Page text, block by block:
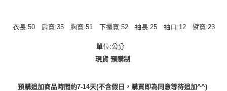
衣長:50 肩寬:35 胸寬:51 下擺寬:52 袖長:25 袖口:12 臂寬:23
單位:公分
現貨 預購制
預購追加商品時間約7-14天(不含假日，購買即為同意等待追加^^)